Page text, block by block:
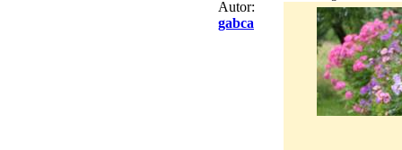
Autor:
gabca